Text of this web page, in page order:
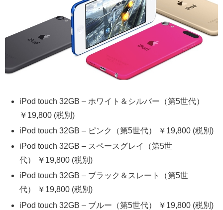
iPod touch 32GB – ホワイト＆シルバー（第5世代）
￥19,800 (税別)
iPod touch 32GB – ピンク（第5世代） ￥19,800 (税別)
iPod touch 32GB – スペースグレイ（第5世
代） ￥19,800 (税別)
iPod touch 32GB – ブラック＆スレート（第5世
代） ￥19,800 (税別)
iPod touch 32GB – ブルー（第5世代） ￥19,800 (税別)